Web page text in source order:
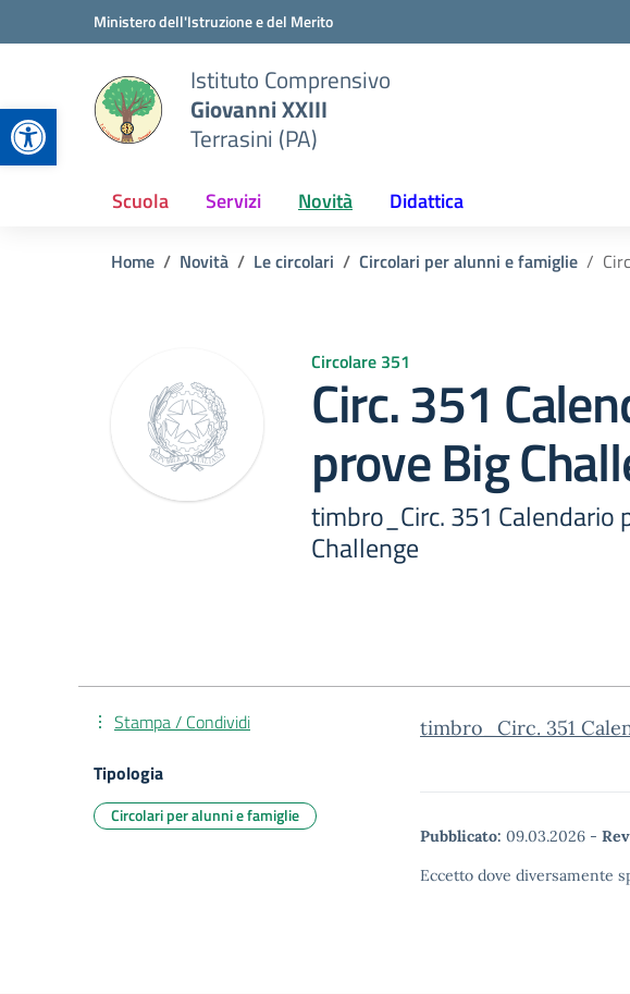
Apri la barra degli strumenti
Vai ai contenuti
Vai al menu di navigazioneMinistero dell'Istruzione e del Merito
Istituto Comprensivo
Giovanni XXIII
Terrasini (PA)
Scuola Servizi Novità Didattica
Home Novità Le circolari Circolari per alunni e famiglie
Circolare 351
Circ. 351
prove Big
timbro_Circ. 351 Calendario
Challenge
timbro_Circ. 351
Pubblicato: 09.03.2026 -
Eccetto dove diversamente
Stampa / Condividi
Tipologia
Circolari per alunni e famiglie